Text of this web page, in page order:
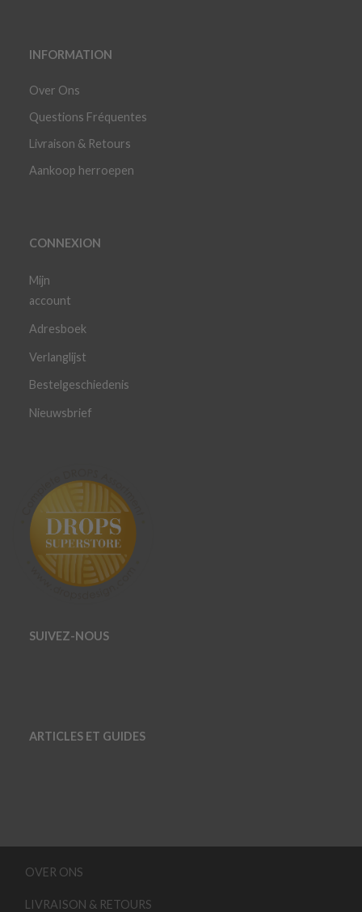
INFORMATION
Over Ons
Questions Fréquentes
Livraison & Retours
Aankoop herroepen
CONNEXION
Mijn
account
Adresboek
Verlanglijst
Bestelgeschiedenis
Nieuwsbrief
SUIVEZ-NOUS
ARTICLES ET GUIDES
OVER ONS
LIVRAISON & RETOURS